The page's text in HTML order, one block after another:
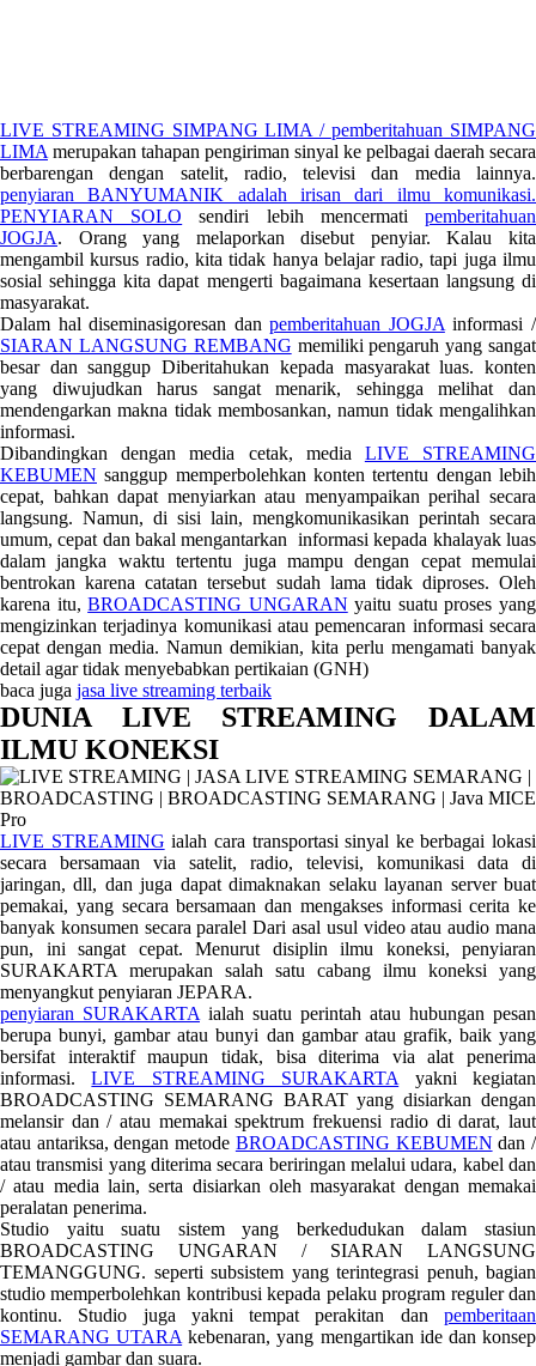
LIVE STREAMING SIMPANG LIMA / pemberitahuan SIMPANG
LIMA merupakan tahapan pengiriman sinyal ke pelbagai daerah secara
berbarengan dengan satelit, radio, televisi dan media lainnya.
penyiaran BANYUMANIK adalah irisan dari ilmu komunikasi.
PENYIARAN SOLO sendiri lebih mencermatipemberitahuan
JOGJA. Orang yang melaporkan disebut penyiar. Kalau kita
mengambil kursus radio, kita tidak hanya belajar radio, tapi juga ilmu
sosial sehingga kita dapat mengerti bagaimana kesertaan langsung di
masyarakat.
Dalam hal diseminasigoresan danpemberitahuan JOGJA informasi /
SIARAN LANGSUNG REMBANG memiliki pengaruh yang sangat
besar dan sanggup Diberitahukan kepada masyarakat luas. konten
yang diwujudkan harus sangat menarik, sehingga melihat dan
mendengarkan makna tidak membosankan, namun tidak mengalihkan
informasi.
Dibandingkan dengan media cetak, media LIVE STREAMING
KEBUMEN sanggup memperbolehkan konten tertentu dengan lebih
cepat, bahkan dapat menyiarkan atau menyampaikan perihal secara
langsung. Namun, di sisi lain, mengkomunikasikan perintah secara
umum, cepat dan bakal mengantarkan informasi kepada khalayak luas
dalam jangka waktu tertentu juga mampu dengan cepat memulai
bentrokan karena catatan tersebut sudah lama tidak diproses. Oleh
karena itu,BROADCASTING UNGARAN yaitu suatu proses yang
mengizinkan terjadinya komunikasi atau pemencaran informasi secara
cepat dengan media. Namun demikian, kita perlu mengamati banyak
detail agar tidak menyebabkan pertikaian (GNH)
baca juga jasa live streaming terbaik
DUNIA LIVE STREAMING DALAM
ILMU KONEKSI
LIVE STREAMING ialah cara transportasi sinyal ke berbagai lokasi
secara bersamaan via satelit, radio, televisi, komunikasi data di
jaringan, dll, dan juga dapat dimaknakan selaku layanan server buat
pemakai, yang secara bersamaan dan mengakses informasi cerita ke
banyak konsumen secara paralel Dari asal usul video atau audio mana
pun, ini sangat cepat. Menurut disiplin ilmu koneksi, penyiaran
SURAKARTA merupakan salah satu cabang ilmu koneksi yang
menyangkut penyiaran JEPARA.
penyiaran SURAKARTA ialah suatu perintah atau hubungan pesan
berupa bunyi, gambar atau bunyi dan gambar atau grafik, baik yang
bersifat interaktif maupun tidak, bisa diterima via alat penerima
informasi.LIVE STREAMING SURAKARTA yakni kegiatan
BROADCASTING SEMARANG BARAT yang disiarkan dengan
melansir dan / atau memakai spektrum frekuensi radio di darat, laut
atau antariksa, dengan metode BROADCASTING KEBUMEN dan /
atau transmisi yang diterima secara beriringan melalui udara, kabel dan
/ atau media lain, serta disiarkan oleh masyarakat dengan memakai
peralatan penerima.
Studio yaitu suatu sistem yang berkedudukan dalam stasiun
BROADCASTING UNGARAN / SIARAN LANGSUNG
TEMANGGUNG. seperti subsistem yang terintegrasi penuh, bagian
studio memperbolehkan kontribusi kepada pelaku program reguler dan
kontinu. Studio juga yakni tempat perakitan dan pemberitaan
SEMARANG UTARA kebenaran, yang mengartikan ide dan konsep
menjadi gambar dan suara.